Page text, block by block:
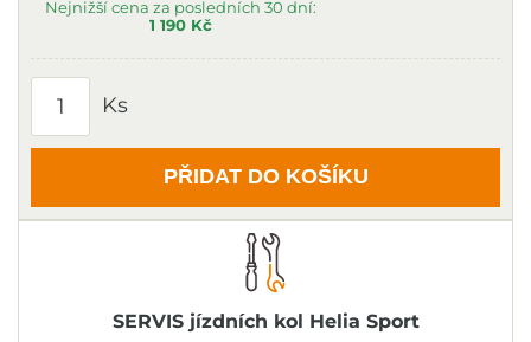
Nejnižší cena za posledních 30 dní:
1 190 Kč
Ks
PŘIDAT DO KOŠÍKU
SERVIS jízdních kol Helia Sport